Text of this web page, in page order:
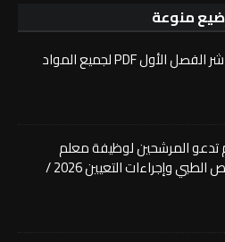
منوعة
كتب الصف العاشر الفصل الأول PDF لجميع المواد
تدعو المرشحين لوظيفة معلم
لاستكمال الفحص الطبي وإجراءات التعيين 2026 /